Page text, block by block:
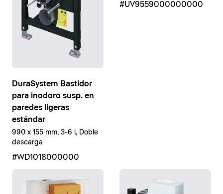
DuraSystem Bastidor
para inodoro susp. en
paredes ligeras
estándar
990 x 155 mm, 3-6 l, Doble
descarga
#WD1018000000
#UV9559000000000